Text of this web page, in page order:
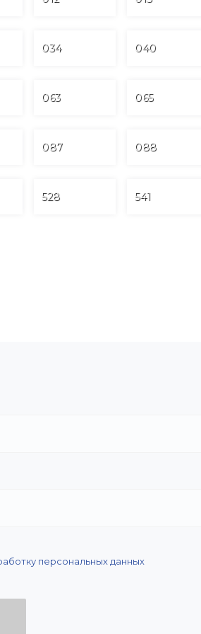
034 040
063 065
087 088
528 541
персональных данных